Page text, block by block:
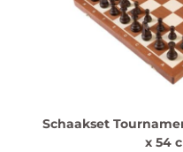
Schaakset
x 54